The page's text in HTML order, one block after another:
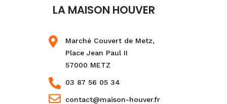
LA MAISON HOUVER
Marché Couvert de Metz,
Place Jean Paul II
57000 METZ
03 87 56 05 34
contact@maison-houver.fr